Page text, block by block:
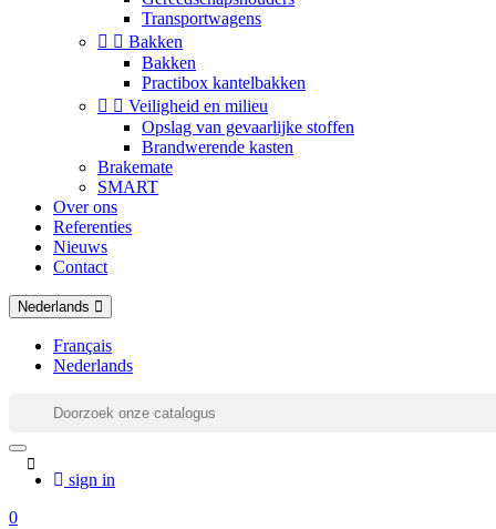
Transportwagens
  Bakken
Bakken
Practibox kantelbakken
  Veiligheid en milieu
Opslag van gevaarlijke stoffen
Brandwerende kasten
Brakemate
SMART
Over ons
Referenties
Nieuws
Contact
Nederlands
Français
Nederlands
sign in
0